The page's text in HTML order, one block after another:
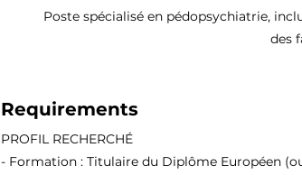
Poste spécialisé en pédopsychiatrie,
des
Requirements
PROFIL RECHERCHÉ
- Formation : Titulaire du Diplôme Européen